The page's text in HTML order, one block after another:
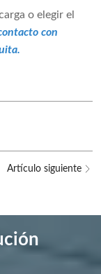
o elegir el
con
Artículo siguiente